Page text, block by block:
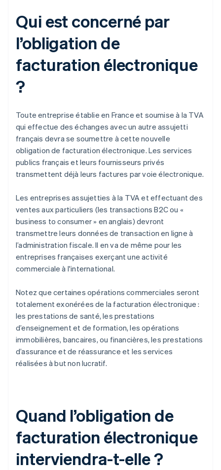
Qui est concerné par
l’obligation de
facturation électronique
?
Toute entreprise établie en France et soumise à la TVA
qui effectue des échanges avec un autre assujetti
français devra se soumettre à cette nouvelle
obligation de facturation électronique. Les services
publics français et leurs fournisseurs privés
transmettent déjà leurs factures par voie électronique.
Les entreprises assujetties à la TVA et effectuant des
ventes aux particuliers (les transactions B2C ou «
business to consumer » en anglais) devront
transmettre leurs données de transaction en ligne à
l’administration fiscale. Il en va de même pour les
entreprises françaises exerçant une activité
commerciale à l'international.
Notez que certaines opérations commerciales seront
totalement exonérées de la facturation électronique :
les prestations de santé, les prestations
d’enseignement et de formation, les opérations
immobilières, bancaires, ou financières, les prestations
d’assurance et de réassurance et les services
réalisées à but non lucratif.
Quand l’obligation de
facturation électronique
interviendra-t-elle ?